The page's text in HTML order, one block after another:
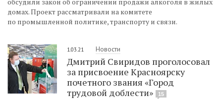
домах. Проект рассматривали на комитете
по промышленной политике, транспорту и связи.
1.03.21 Новости
Дмитрий Свиридов проголосовал
за присвоение Красноярску
почетного звания «Город
трудовой доблести»
15